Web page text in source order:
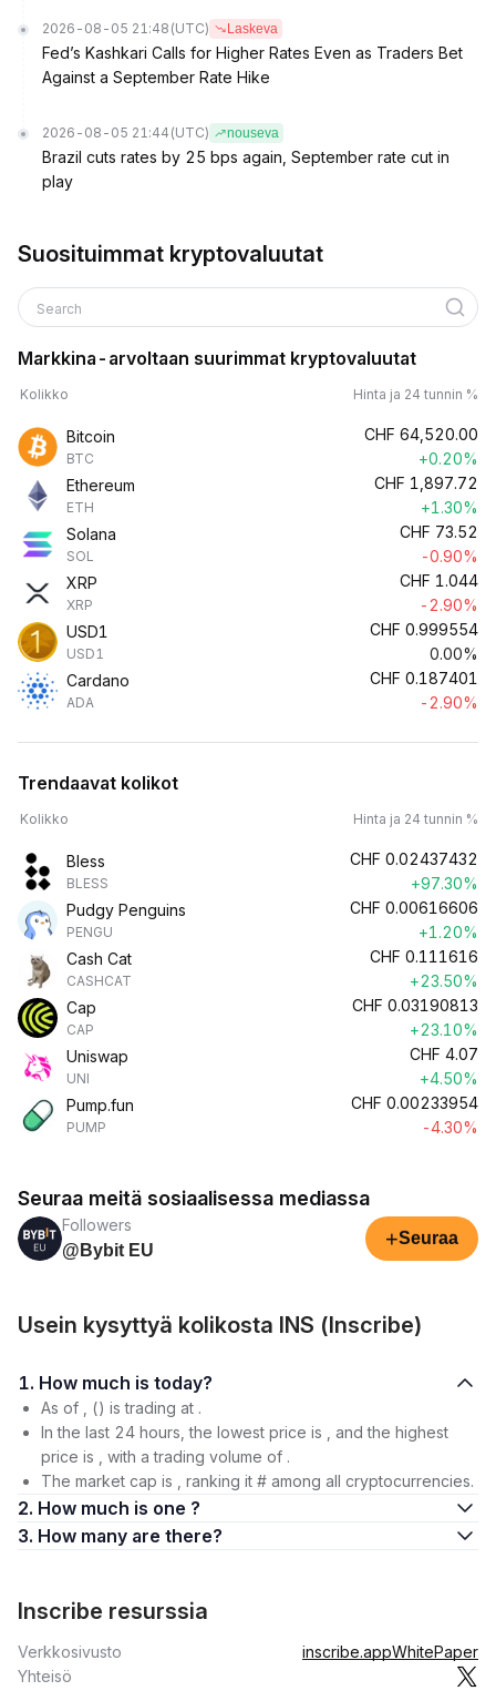
2026-08-05 21:48 (UTC) Laskeva
Fed’s Kashkari Calls for Higher Rates Even as Traders Bet
Against a September Rate Hike
2026-08-05 21:44 (UTC) nouseva
Brazil cuts rates by 25 bps again, September rate cut in
play
Suosituimmat kryptovaluutat
Search
Markkina-arvoltaan suurimmat kryptovaluutat
Kolikko Hinta ja 24 tunnin %
Bitcoin
BTC
CHF 64,520.00
+0.20%
Ethereum
ETH
CHF 1,897.72
+1.30%
Solana
SOL
CHF 73.52
-0.90%
XRP
XRP
CHF 1.044
-2.90%
USD1
USD1
CHF 0.999554
0.00%
Cardano
ADA
CHF 0.187401
-2.90%
Trendaavat kolikot
Kolikko Hinta ja 24 tunnin %
Bless
BLESS
CHF 0.02437432
+97.30%
Pudgy Penguins
PENGU
CHF 0.00616606
+1.20%
Cash Cat
CASHCAT
CHF 0.111616
+23.50%
Cap
CAP
CHF 0.03190813
+23.10%
Uniswap
UNI
CHF 4.07
+4.50%
Pump.fun
PUMP
CHF 0.00233954
-4.30%
Seuraa meitä sosiaalisessa mediassa
Followers
@Bybit EU
+Seuraa
Usein kysyttyä kolikosta INS (Inscribe)
1. How much is today?
As of , () is trading at .
In the last 24 hours, the lowest price is , and the highest
price is , with a trading volume of .
The market cap is , ranking it # among all cryptocurrencies.
2. How much is one ?
3. How many are there?
Inscribe resurssia
Verkkosivusto inscribe.appWhitePaper
Yhteisö